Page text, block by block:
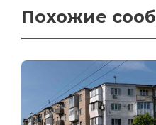
Похожие